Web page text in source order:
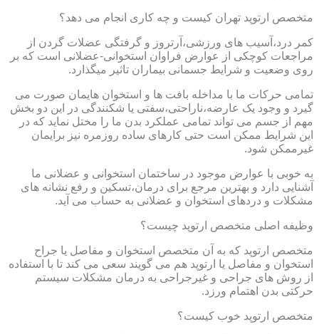
متخصص ارتوپد تهران کیست و چه کاری انجام می دهد؟
کمر درد،آسیب های ورزشی،آرتروز و گرفتگی عضلات گردن از
مراجعات کوچکی از عوارض فراوان استخوانی-عضلانی است که بر
روی وضعیت و شرایط جسمانی بیماران تاثیر میگذارد.
تمامی حرکات ما با مداخله بافت ها و استخوان هایمان صورت می
گیرد و وجود یک عارضه،ناراحتی،سفتی یا شکنندگی در این دو بخش
مهم از جسم می تواند تمامی عملکرد بدن ما را مختل نماید که در
این شرایط ممکن است حتی کارهای ساده روزمره نیز برایمان
غیرممکن شود.
به خوبی با عوارض موجود در ساختمان استخوانی و عضلانی ما
آشنایی دارد و بهترین مرجع برای درمان،تسکین و رفع نشانه های
مشکلات و دردهای استخوان و عضلانی به حساب می آید.
وظیفه اصلی متخصص ارتوپد چیست؟
متخصص ارتوپد که به آن متخصص استخوان و مفاصل یا جراح
استخوان و مفاصل یا ارتوپد هم می گویند سعی می کند تا با استفاده
از روش های جراحی و غیرجراحی به درمان مشکلات سیستم
حرکتی بدن اهتمام ورزد.
متخصص ارتوپد خوب کیست؟